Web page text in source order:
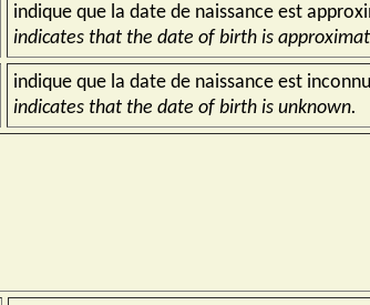
indique que la date de naissance est
indicates that the date of birth is
indique que la date de naissance est
indicates that the date of birth is unknown.